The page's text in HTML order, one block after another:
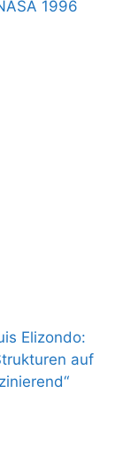
1996
Elizondo:
auf